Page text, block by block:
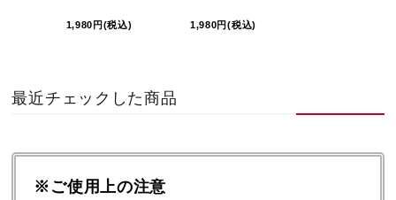
1,980円(税込) 1,980円(税込)
最近チェックした商品
※ご使用上の注意